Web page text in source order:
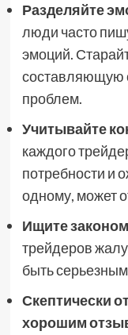
Разделяйте
люди часто
эмоций.
составляющую
проблем.
Учитывайте
каждого
потребности и
одному, может
Ищите
трейдеров
быть
Скептически
хорошим